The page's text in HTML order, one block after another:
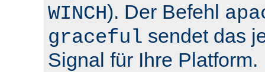
WINCH). Der Befehl
graceful sendet das
Signal für Ihre Platform.